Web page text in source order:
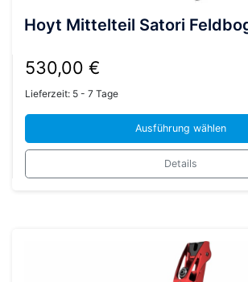
Hoyt Mittelteil Satori
530,00 €
Lieferzeit: 5 - 7 Tage
Ausführung wählen
Dieses
Produkt
Details